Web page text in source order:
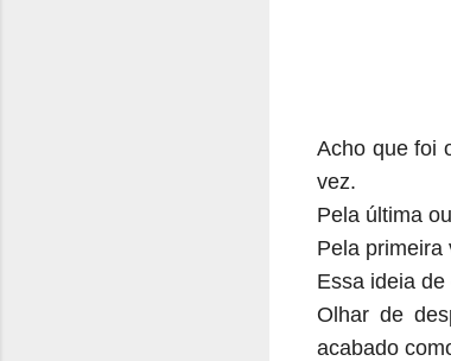
Acho que foi
vez.
Pela última
Pela primeira
Essa ideia
Olhar de
acabado